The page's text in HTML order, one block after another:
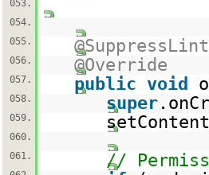
053.
054.
055.
@SuppressLint
056. @Override
057. public void
058. super
059.
060.
061.
//